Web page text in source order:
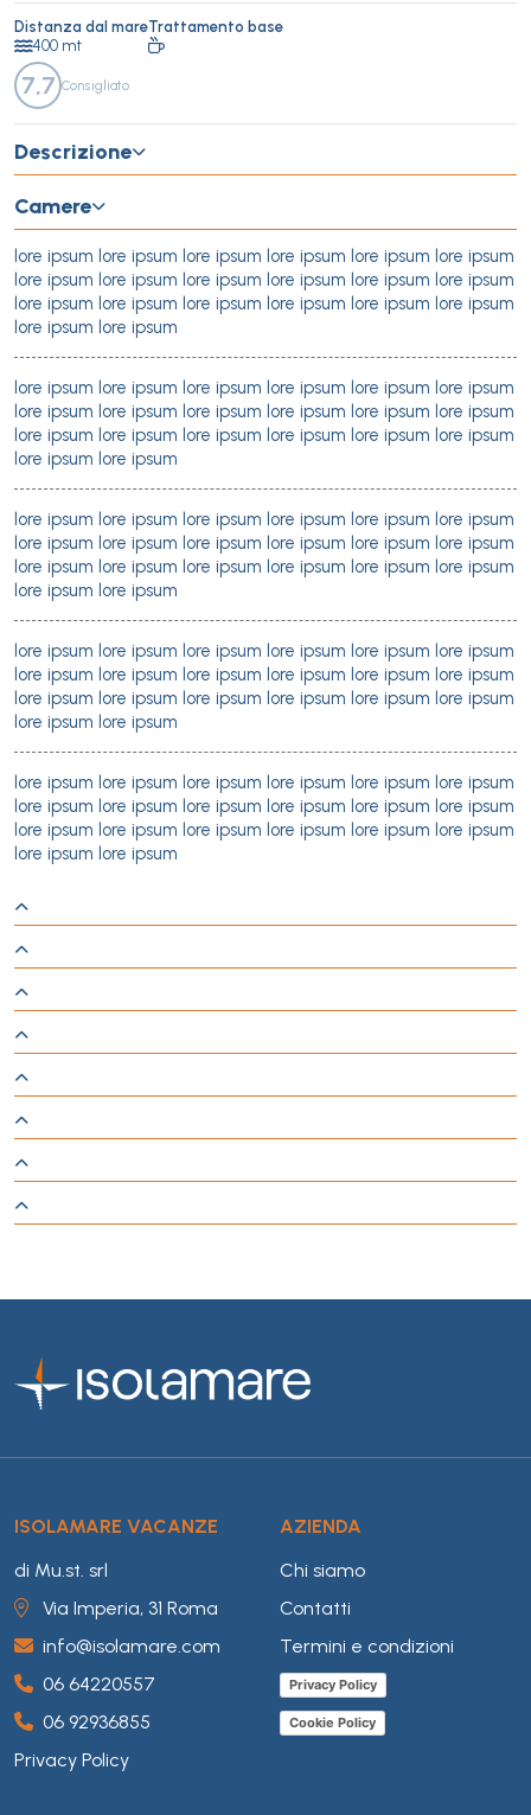
Distanza dal mare
400 mt
Trattamento base
7,7 Consigliato
Descrizione
Camere
lore ipsum lore ipsum lore ipsum lore ipsum lore ipsum lore ipsum
lore ipsum lore ipsum lore ipsum lore ipsum lore ipsum lore ipsum
lore ipsum lore ipsum lore ipsum lore ipsum lore ipsum lore ipsum
lore ipsum lore ipsum
lore ipsum lore ipsum lore ipsum lore ipsum lore ipsum lore ipsum
lore ipsum lore ipsum lore ipsum lore ipsum lore ipsum lore ipsum
lore ipsum lore ipsum lore ipsum lore ipsum lore ipsum lore ipsum
lore ipsum lore ipsum
lore ipsum lore ipsum lore ipsum lore ipsum lore ipsum lore ipsum
lore ipsum lore ipsum lore ipsum lore ipsum lore ipsum lore ipsum
lore ipsum lore ipsum lore ipsum lore ipsum lore ipsum lore ipsum
lore ipsum lore ipsum
lore ipsum lore ipsum lore ipsum lore ipsum lore ipsum lore ipsum
lore ipsum lore ipsum lore ipsum lore ipsum lore ipsum lore ipsum
lore ipsum lore ipsum lore ipsum lore ipsum lore ipsum lore ipsum
lore ipsum lore ipsum
lore ipsum lore ipsum lore ipsum lore ipsum lore ipsum lore ipsum
lore ipsum lore ipsum lore ipsum lore ipsum lore ipsum lore ipsum
lore ipsum lore ipsum lore ipsum lore ipsum lore ipsum lore ipsum
lore ipsum lore ipsum
ISOLAMARE VACANZE
di Mu.st. srl
Via Imperia, 31 Roma
info@isolamare.com
06 64220557
06 92936855
Privacy Policy
AZIENDA
Chi siamo
Contatti
Termini e condizioni
Privacy Policy
Cookie Policy